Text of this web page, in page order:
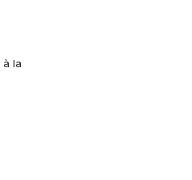
à la